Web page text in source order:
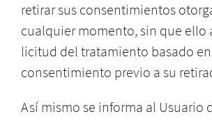
retirar sus consentimientos
cualquier momento, sin que ello
licitud del tratamiento basado
consentimiento previo a su
Así mismo se informa al Usuario